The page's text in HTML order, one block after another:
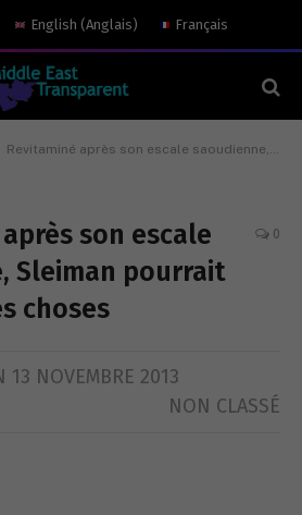
English (Anglais) Français
Revitaminé après son escale saoudienne, Sleiman pourrait accélérer les choses
son escale
Sleiman pourrait
choses
0
13 NOVEMBRE 2013
NON CLASSÉ